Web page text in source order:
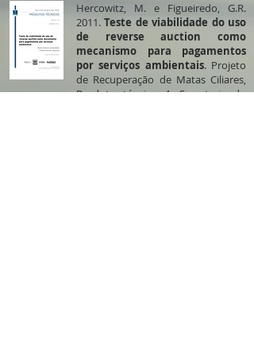
Hercowitz, M. e Figueiredo, G.R.
2011.Teste de viabilidade do uso
de reverse auction como
mecanismo para pagamentos
por serviços ambientais. Projeto
de Recuperação de Matas Ciliares,
Produto técnico 4. Secretaria do